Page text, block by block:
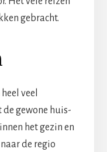
gebracht.
veel
gewone huis-
het gezin en
de regio